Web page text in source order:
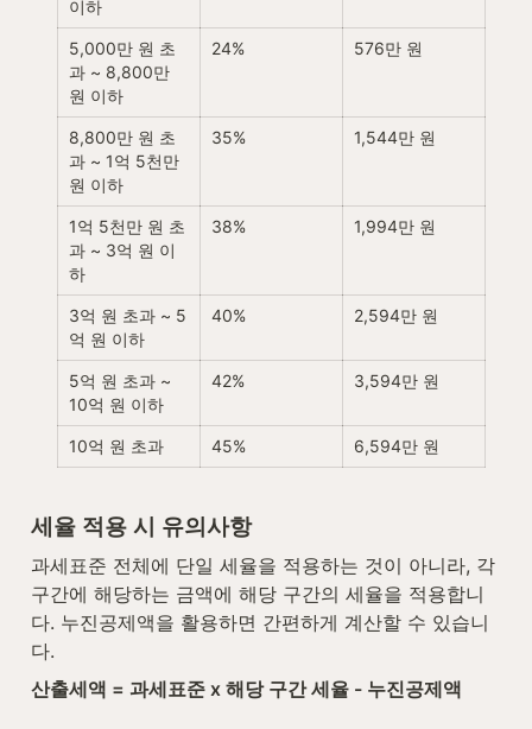
이하
5,000만 원 초
과 ~ 8,800만
원 이하
24% 576만 원
8,800만 원 초
과 ~ 1억 5천만
원 이하
35% 1,544만 원
1억 5천만 원 초
과 ~ 3억 원 이
하
38% 1,994만 원
3억 원 초과 ~ 5
억 원 이하
40% 2,594만 원
5억 원 초과 ~
10억 원 이하
42% 3,594만 원
10억 원 초과 45% 6,594만 원
세율 적용 시 유의사항
과세표준 전체에 단일 세율을 적용하는 것이 아니라, 각
구간에 해당하는 금액에 해당 구간의 세율을 적용합니
다. 누진공제액을 활용하면 간편하게 계산할 수 있습니
다.
산출세액 = 과세표준 x 해당 구간 세율 - 누진공제액